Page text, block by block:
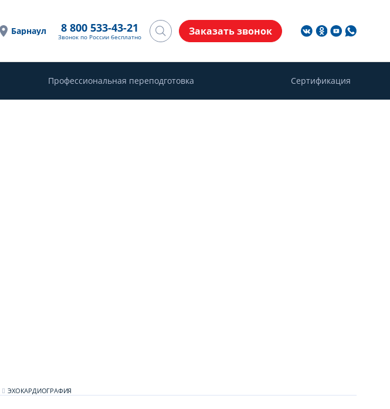
ЭХОКАРДИОГРАФИЯ
Барнаул 8 800 533-43-21
Звонок по России бесплатно Заказать звонок
Профессиональная переподготовка Сертификация